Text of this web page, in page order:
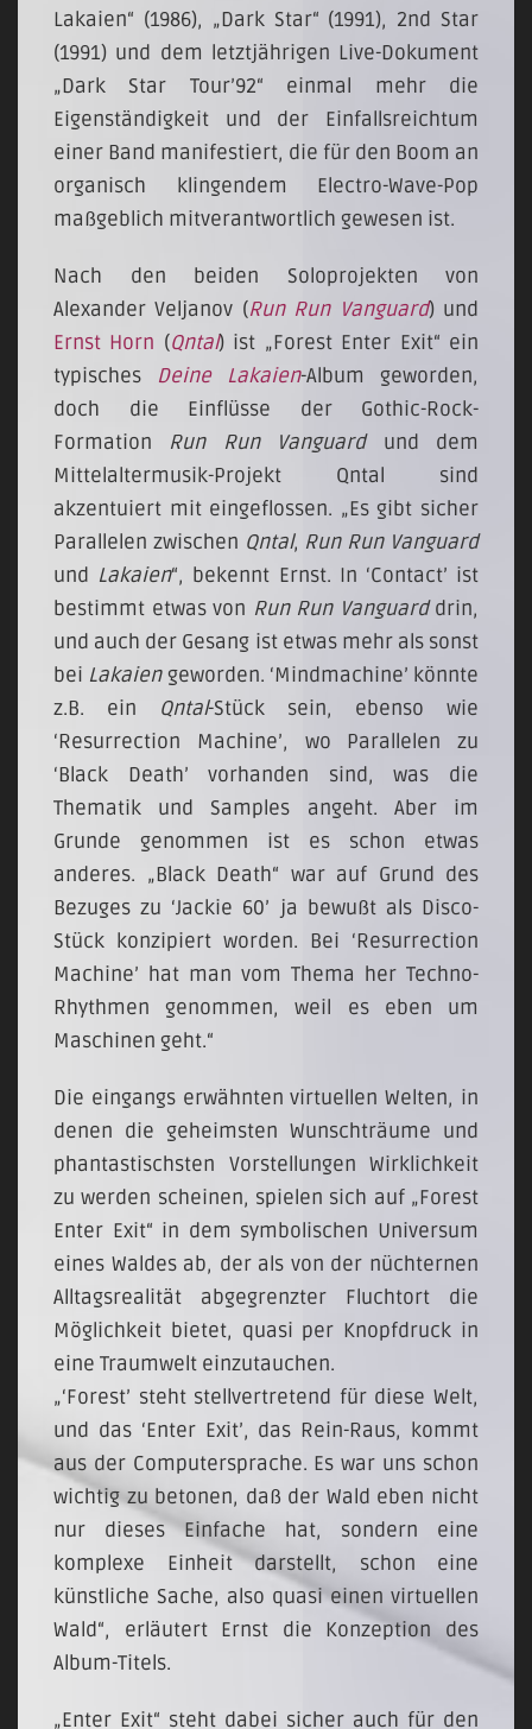
Lakaien“ (1986), „Dark Star“ (1991), 2nd Star
(1991) und dem letztjährigen Live-Dokument
„Dark Star Tour’92“ einmal mehr die
Eigenständigkeit und der Einfallsreichtum
einer Band manifestiert, die für den Boom an
organisch klingendem Electro-Wave-Pop
maßgeblich mitverantwortlich gewesen ist.
Nach den beiden Soloprojekten von
Alexander Veljanov (Run Run Vanguard) und
Ernst Horn (Qntal) ist „Forest Enter Exit“ ein
typisches Deine Lakaien-Album geworden,
doch die Einflüsse der Gothic-Rock-
Formation Run Run Vanguardund dem
Mittelaltermusik-Projekt Qntal sind
akzentuiert mit eingeflossen. „Es gibt sicher
Parallelen zwischen Qntal, Run Run Vanguard
und Lakaien“, bekennt Ernst. In ‘Contact’ ist
bestimmt etwas von Run Run Vanguarddrin,
und auch der Gesang ist etwas mehr als sonst
bei Lakaiengeworden. ‘Mindmachine’ könnte
z.B. ein Qntal-Stück sein, ebenso wie
‘Resurrection Machine’, wo Parallelen zu
‘Black Death’ vorhanden sind, was die
Thematik und Samples angeht. Aber im
Grunde genommen ist es schon etwas
anderes. „Black Death“ war auf Grund des
Bezuges zu ‘Jackie 60’ ja bewußt als Disco-
Stück konzipiert worden. Bei ‘Resurrection
Machine’ hat man vom Thema her Techno-
Rhythmen genommen, weil es eben um
Maschinen geht.“
Die eingangs erwähnten virtuellen Welten, in
denen die geheimsten Wunschträume und
phantastischsten Vorstellungen Wirklichkeit
zu werden scheinen, spielen sich auf „Forest
Enter Exit“ in dem symbolischen Universum
eines Waldes ab, der als von der nüchternen
Alltagsrealität abgegrenzter Fluchtort die
Möglichkeit bietet, quasi per Knopfdruck in
eine Traumwelt einzutauchen.
„‘Forest’ steht stellvertretend für diese Welt,
und das ‘Enter Exit’, das Rein-Raus, kommt
aus der Computersprache. Es war uns schon
wichtig zu betonen, daß der Wald eben nicht
nur dieses Einfache hat, sondern eine
komplexe Einheit darstellt, schon eine
künstliche Sache, also quasi einen virtuellen
Wald“, erläutert Ernst die Konzeption des
Album-Titels.
„Enter Exit“ steht dabei sicher auch für den